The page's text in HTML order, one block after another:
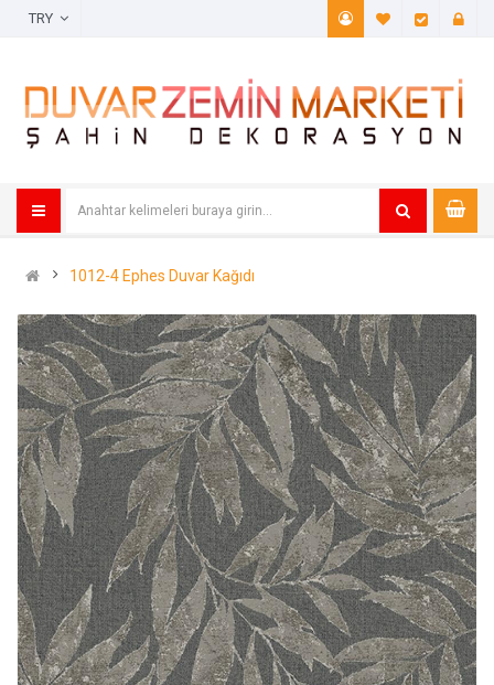
A. Listem
1012-4 Ephes Duvar Kağıdı